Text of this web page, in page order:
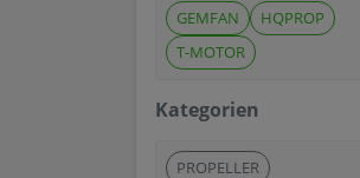
GEMFAN
HQPROP
T-MOTOR
Kategorien
PROPELLER